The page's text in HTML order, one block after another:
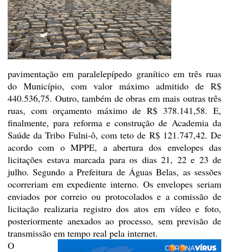
pavimentação em paralelepípedo granítico em três ruas
do Município, com valor máximo admitido de R$
440.536,75. Outro, também de obras em mais outras três
ruas, com orçamento máximo de R$ 378.141,58. E,
finalmente, para reforma e construção de Academia da
Saúde da Tribo Fulni-ô, com teto de R$121.747,42. De
acordo com o MPPE, a abertura dos envelopes das
licitações estava marcada para os dias 21, 22 e 23 de
julho. Segundo a Prefeitura de ÁguasBelas, as sessões
ocorreriam em expediente interno. Os envelopes seriam
enviados por correio ou protocolados e a comissão de
licitação realizariaregistro dos atos em vídeo e foto,
posteriormente anexados ao processo, semprevisão de
transmissão em tempo real pela internet.
O